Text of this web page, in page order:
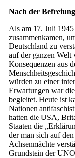
Nach der Befreiung
Als am 17. Juli 1945
zusammenkamen,
Deutschland zu
auf der ganzen Welt
Konsequenzen aus
würden zu einer
Erwartungen war
begleitet. Heute ist
Nationen
hatten die USA,
Staaten die
der man sich auf
Achsenmächte
Grundstein der